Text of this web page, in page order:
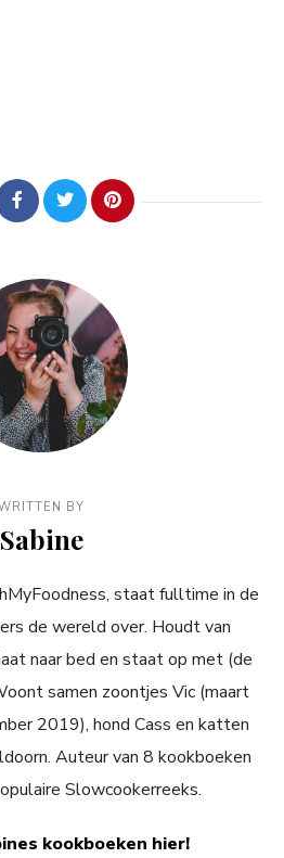
BY
Sabine
staat fulltime in de
de wereld over. Houdt van
naar bed en staat op met (de
samen zoontjes Vic (maart
2019), hond Cass en katten
Auteur van 8 kookboeken
Slowcookerreeks.
kookboeken hier!